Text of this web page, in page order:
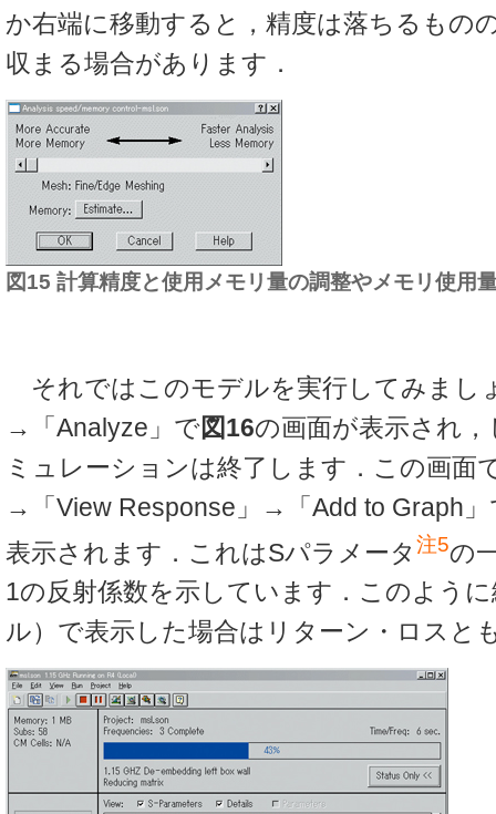
か右端に移動すると，精度は落ちるもの
収まる場合があります．
図15 計算精度と使用メモリ量の調整やメモリ使用
それではこのモデルを実行してみまし
→「Analyze」で図16の画面が表示され
ミュレーションは終了します．この画面
→「View Response」→「Add to Graph」
表示されます．これはSパラメータ 注5の
1の反射係数を示しています．このよう
ル）で表示した場合はリターン・ロスと